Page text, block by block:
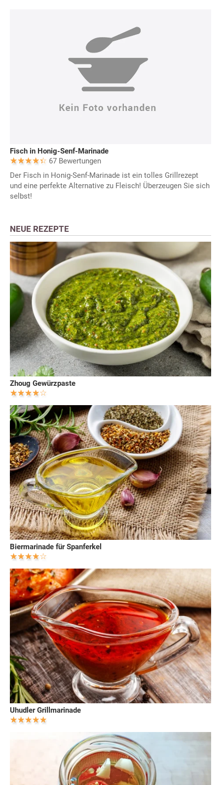
Fisch in Honig-Senf-Marinade
67 Bewertungen
Der Fisch in Honig-Senf-Marinade ist ein tolles Grillrezept
und eine perfekte Alternative zu Fleisch! Überzeugen Sie sich
selbst!
NEUE REZEPTE
Zhoug Gewürzpaste
Biermarinade für Spanferkel
Uhudler Grillmarinade